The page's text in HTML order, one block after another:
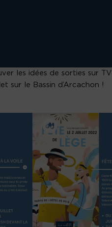
les idées de sorties sur
sur le Bassin d’Arcachon !